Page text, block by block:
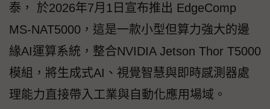
泰， 於2026年7月1日宣布推出 EdgeComp
MS-NAT5000，這是一款小型但算力強大的邊
緣AI運算系統，整合NVIDIA Jetson Thor T5000
模組，將生成式AI、視覺智慧與即時感測器處
理能力直接帶入工業與自動化應用場域。